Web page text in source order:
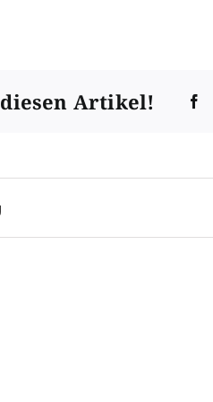
Artikel!